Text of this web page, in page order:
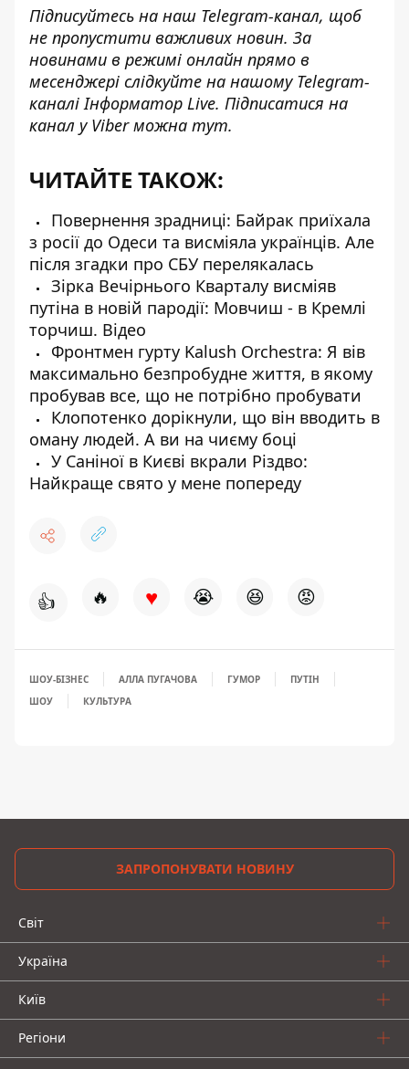
Підписуйтесь на наш Telegram-канал, щоб
не пропустити важливих новин. За
новинами в режимі онлайн прямо в
месенджері слідкуйте на нашому Telegram-
каналіІнформатор Live. Підписатися на
канал у Viber можна тут.
ЧИТАЙТЕ ТАКОЖ:
Повернення зрадниці: Байрак приїхала
з росії до Одеси та висміяла українців. Але
після згадки про СБУ перелякалась
Зірка Вечірнього Кварталу висміяв
путіна в новій пародії: Мовчиш - в Кремлі
торчиш. Відео
Фронтмен гурту Kalush Оrchestra: Я вів
максимально безпробудне життя, в якому
пробував все, що не потрібно пробувати
Клопотенко дорікнули, що він вводить в
оману людей. А ви на чиєму боці
У Саніної в Києві вкрали Різдво:
Найкраще свято у мене попереду
👍 🔥 ♥ 😭 😆 😡
ШОУ-БІЗНЕС АЛЛА ПУГАЧОВА ГУМОР
ПУТІН
ШОУ
КУЛЬТУРА
ЗАПРОПОНУВАТИ НОВИНУ
Світ
Україна
Київ
Регіони